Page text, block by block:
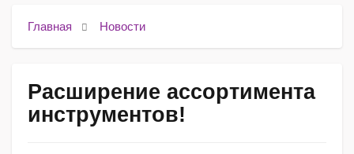
Главная Новости
Расширение ассортимента
инструментов!